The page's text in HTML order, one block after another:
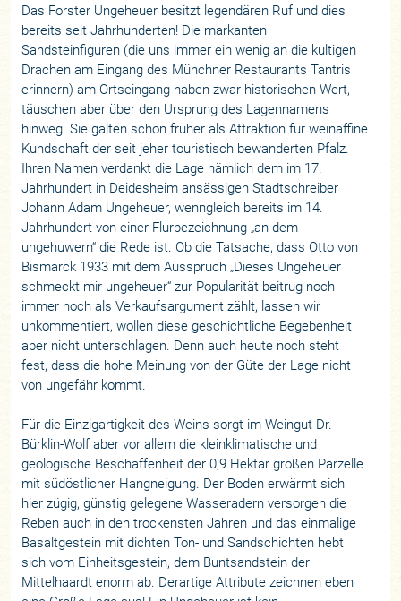
Das Forster Ungeheuer besitzt legendären Ruf und dies
bereits seit Jahrhunderten! Die markanten
Sandsteinfiguren (die uns immer ein wenig an die kultigen
Drachen am Eingang des Münchner Restaurants Tantris
erinnern) am Ortseingang haben zwar historischen Wert,
täuschen aber über den Ursprung des Lagennamens
hinweg. Sie galten schon früher als Attraktion für weinaffine
Kundschaft der seit jeher touristisch bewanderten Pfalz.
Ihren Namen verdankt die Lage nämlich dem im 17.
Jahrhundert in Deidesheim ansässigen Stadtschreiber
Johann Adam Ungeheuer, wenngleich bereits im 14.
Jahrhundert von einer Flurbezeichnung „an dem
ungehuwern“ die Rede ist. Ob die Tatsache, dass Otto von
Bismarck 1933 mit dem Ausspruch „Dieses Ungeheuer
schmeckt mir ungeheuer“ zur Popularität beitrug noch
immer noch als Verkaufsargument zählt, lassen wir
unkommentiert, wollen diese geschichtliche Begebenheit
aber nicht unterschlagen. Denn auch heute noch steht
fest, dass die hohe Meinung von der Güte der Lage nicht
von ungefähr kommt.
Für die Einzigartigkeit des Weins sorgt im Weingut Dr.
Bürklin-Wolf aber vor allem die kleinklimatische und
geologische Beschaffenheit der 0,9 Hektar großen Parzelle
mit südöstlicher Hangneigung. Der Boden erwärmt sich
hier zügig, günstig gelegene Wasseradern versorgen die
Reben auch in den trockensten Jahren und das einmalige
Basaltgestein mit dichten Ton- und Sandschichten hebt
sich vom Einheitsgestein, dem Buntsandstein der
Mittelhaardt enorm ab. Derartige Attribute zeichnen eben